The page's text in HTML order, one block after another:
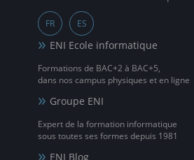
FR ES
ENI Ecole informatique
Formations de BAC+2 à BAC+5,
dans nos campus physiques et en ligne
Groupe ENI
Expert de la formation informatique
sous toutes ses formes depuis 1981
ENI Blog